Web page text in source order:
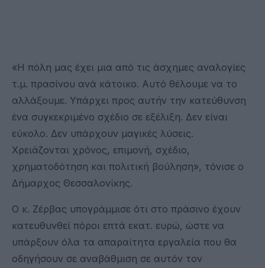
«Η πόλη μας έχει μια από τις άσχημες αναλογίες
τ.μ. πρασίνου ανά κάτοικο. Αυτό θέλουμε να το
αλλάξουμε. Υπάρχει προς αυτήν την κατεύθυνση
ένα συγκεκριμένο σχέδιο σε εξέλιξη. Δεν είναι
εύκολο. Δεν υπάρχουν μαγικές λύσεις.
Χρειάζονται χρόνος, επιμονή, σχέδιο,
χρηματοδότηση και πολιτική βούληση», τόνισε ο
Δήμαρχος Θεσσαλονίκης.
Ο κ. Ζέρβας υπογράμμισε ότι στο πράσινο έχουν
κατευθυνθεί πόροι επτά εκατ. ευρώ, ώστε να
υπάρξουν όλα τα απαραίτητα εργαλεία που θα
οδηγήσουν σε αναβάθμιση σε αυτόν τον